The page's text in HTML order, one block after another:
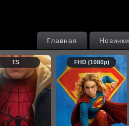
Новинки
Главная
TS FHD (1080p)